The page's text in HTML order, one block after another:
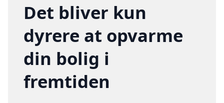
Det bliver kun
dyrere at opvarme
din bolig i
fremtiden